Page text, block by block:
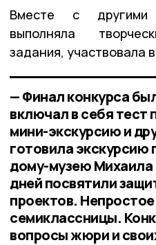
Вместе с другими
выполняла
задания, участвовала
— Финал конкурса
включал в себя тест
мини-экскурсию и
готовила экскурсию
дому-музею
дней посвятили
проектов.
семиклассницы.
вопросы жюри и